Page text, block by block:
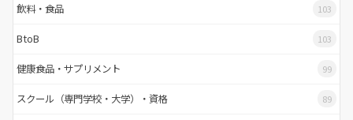
飲料・食品 103
BtoB 103
健康食品・サプリメント 99
スクール（専門学校・大学）・資格 89